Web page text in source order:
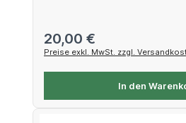
Regulärer Preis:
20,00 €
Preise exkl. MwSt. zzgl.
In den